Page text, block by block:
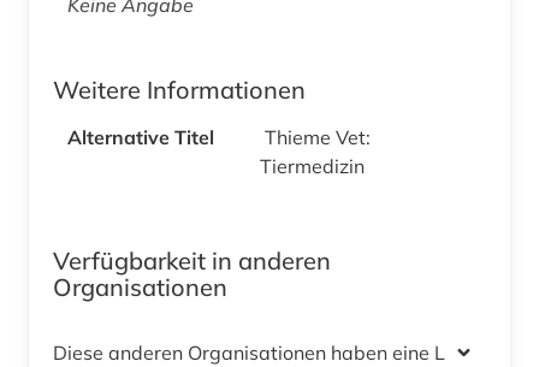
Weitere Informationen
Alternative Titel
Thieme Vet:
Tiermedizin
Verfügbarkeit in anderen
Organisationen
Diese anderen Organisationen haben eine Lizenz